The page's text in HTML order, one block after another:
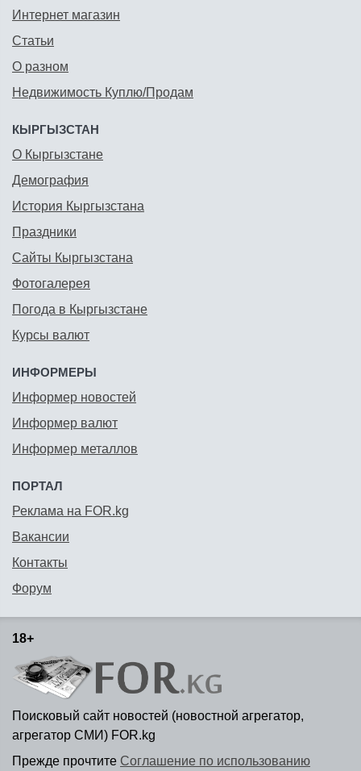
Интернет магазин
Статьи
О разном
Недвижимость Куплю/Продам
КЫРГЫЗСТАН
О Кыргызстане
Демография
История Кыргызстана
Праздники
Сайты Кыргызстана
Фотогалерея
Погода в Кыргызстане
Курсы валют
ИНФОРМЕРЫ
Информер новостей
Информер валют
Информер металлов
ПОРТАЛ
Реклама на FOR.kg
Вакансии
Контакты
Форум
18+
Поисковый сайт новостей (новостной агрегатор,
агрегатор СМИ) FOR.kg
Прежде прочтите Соглашение по использованию